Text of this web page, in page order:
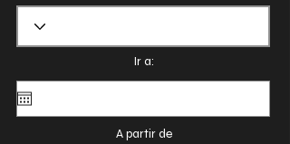
Ir a:
A partir de